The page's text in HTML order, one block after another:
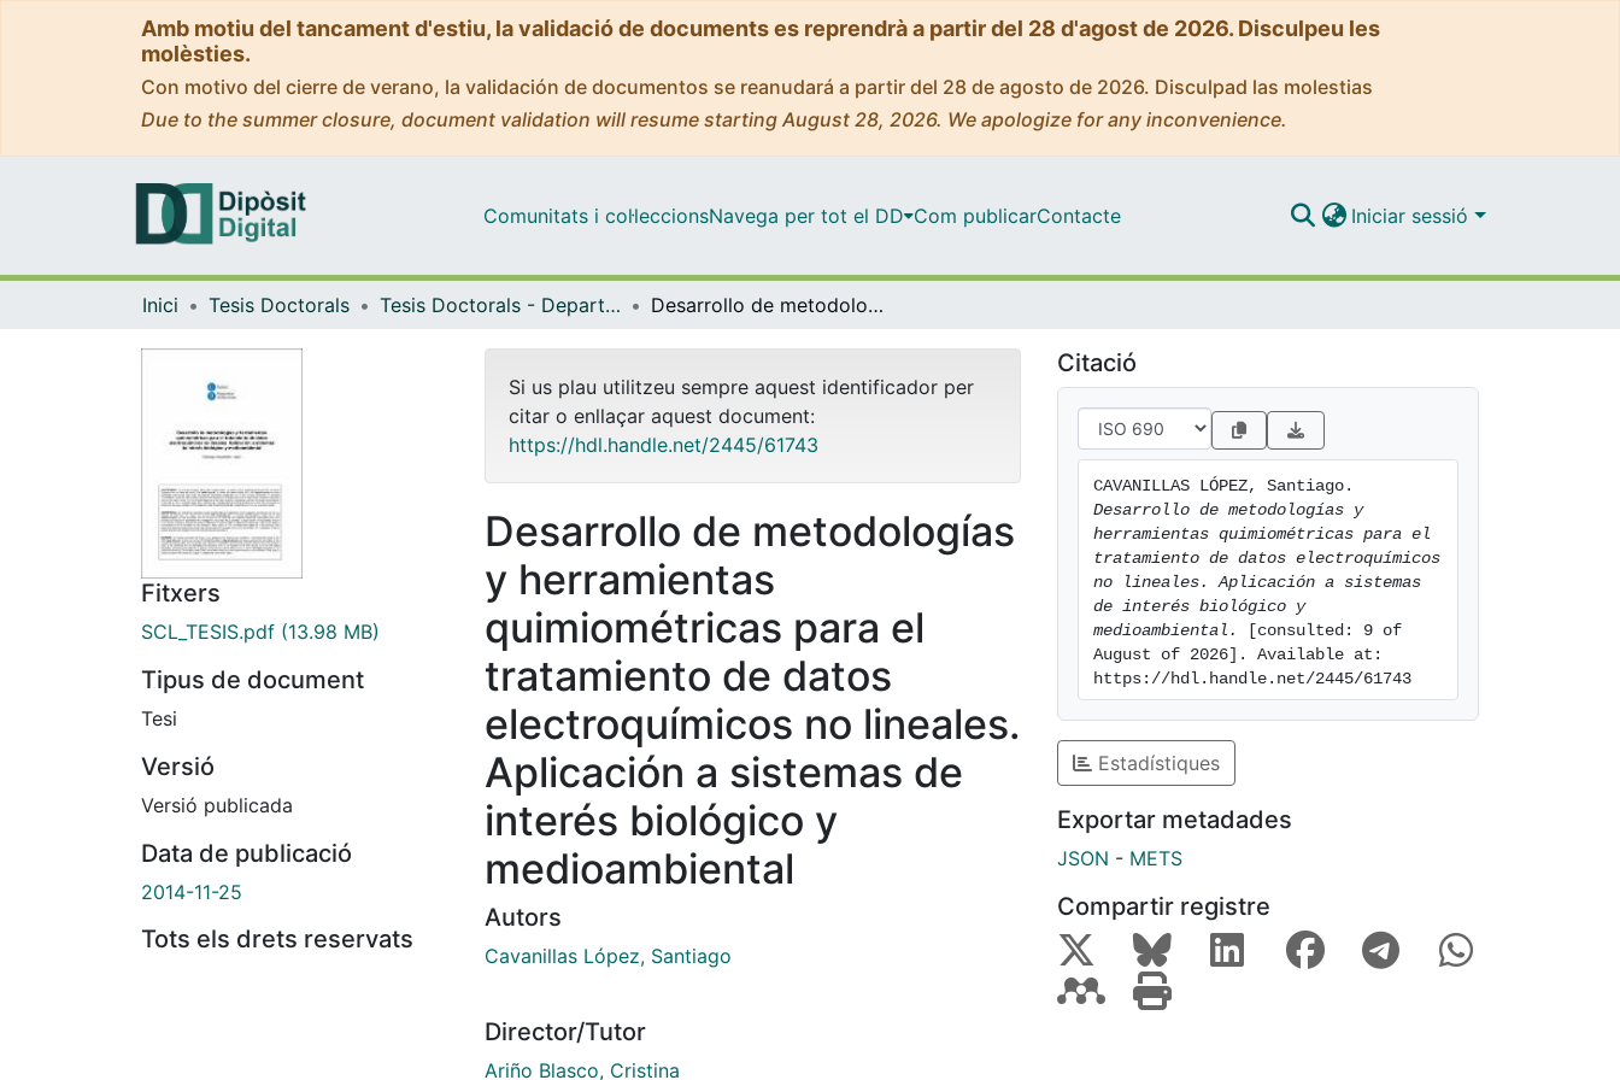
Amb motiu del tancament d'estiu, la validació de documents es reprendrà a partir del 28 d'agost de 2026. Disculpeu les
molèsties.
Con motivo del cierre de verano, la validación de documentos se reanudará a partir del 28 de agosto de 2026. Disculpad las molestias
Due to the summer closure, document validation will resume starting August 28, 2026. We apologize for any inconvenience.
Comunitats i col·leccionsNavega per tot el DD Com publicarContacte Iniciar sessió
Inici Tesis Doctorals Tesis Doctorals - Departament - Química Analítica Desarrollo de metodologías y herramientas quimiométricas para el tratamiento de datos electroquímicos no lineales. Aplicación a sistemas de interés biológico y medioambiental
Fitxers
SCL_TESIS.pdf (13.98 MB)
Tipus de document
Tesi
Versió
Versió publicada
Data de publicació
2014-11-25
Tots els drets reservats
Si us plau utilitzeu sempre aquest identificador per
citar o enllaçar aquest document:
https://hdl.handle.net/2445/61743
Desarrollo de metodologías
y herramientas
quimiométricas para el
tratamiento de datos
electroquímicos no lineales.
Aplicación a sistemas de
interés biológico y
medioambiental
Autors
Cavanillas López, Santiago
Director/Tutor
Ariño Blasco, Cristina
Citació
Desarrollo de metodologías y
herramientas quimiométricas para el
tratamiento de datos electroquímicos
no lineales. Aplicación a sistemas
de interés biológico y
medioambiental.
[consulted: 9 of
August of 2026]. Available at:
https://hdl.handle.net/2445/61743
Estadístiques
Exportar metadades
JSON - METS
Compartir registre